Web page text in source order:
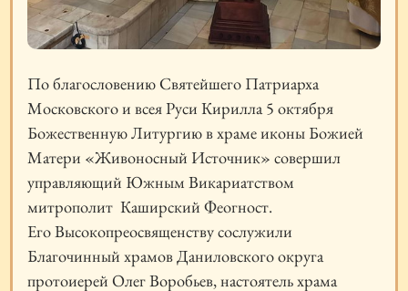
По благословению Святейшего Патриарха
Московского и всея Руси Кирилла 5 октября
Божественную Литургию в храме иконы Божией
Матери «Живоносный Источник» совершил
управляющий Южным Викариатством
митрополит Каширский Феогност.
Его Высокопреосвященству сослужили
Благочинный храмов Даниловского округа
протоиерей Олег Воробьев, настоятель храма